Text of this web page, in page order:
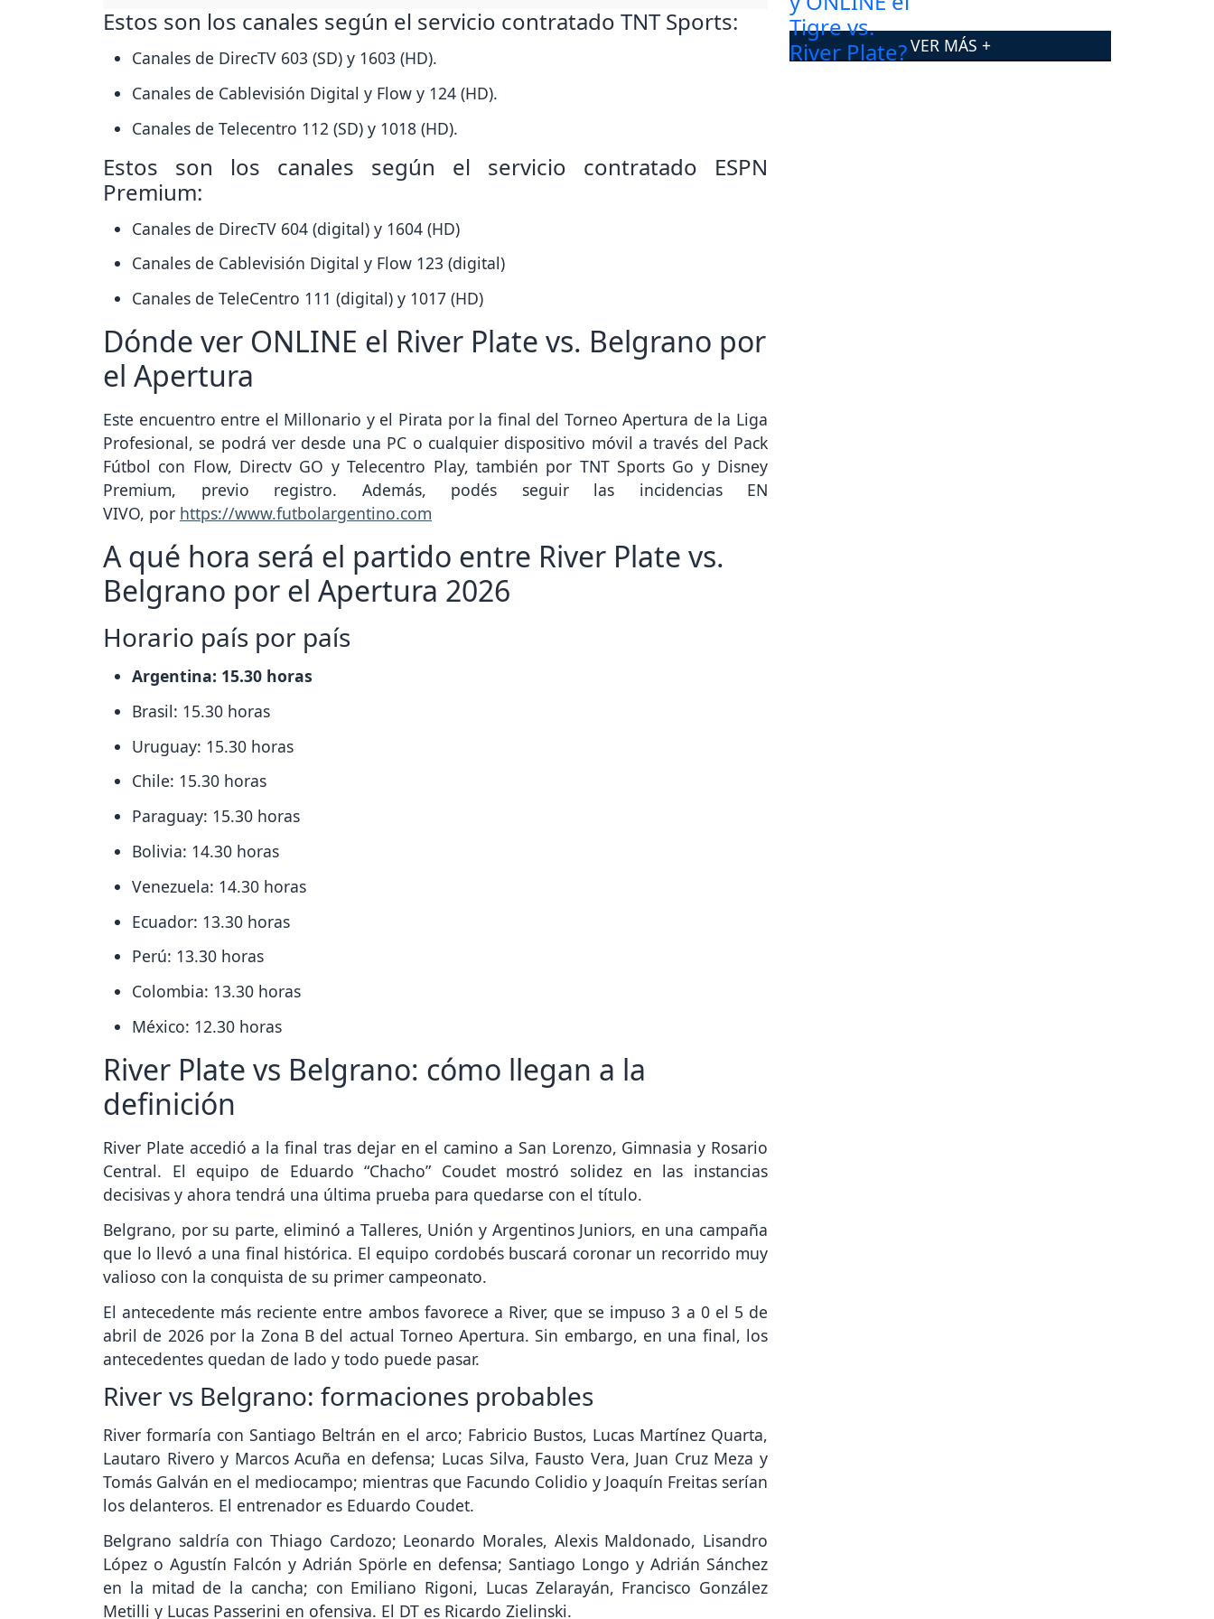
Estos son los canales según el servicio contratado TNT Sports:
Canales de DirecTV 603 (SD) y 1603 (HD).
Canales de Cablevisión Digital y Flow y 124 (HD).
Canales de Telecentro 112 (SD) y 1018 (HD).
Estos son los canales según el servicio contratado ESPN
Premium:
Canales de DirecTV 604 (digital) y 1604 (HD)
Canales de Cablevisión Digital y Flow 123 (digital)
Canales de TeleCentro 111 (digital) y 1017 (HD)
Dónde ver ONLINE el River Plate vs. Belgrano por
el Apertura
Este encuentro entre el Millonario y el Pirata por la final del Torneo Apertura de la Liga
Profesional, se podrá ver desde una PC o cualquier dispositivo móvil a través del Pack
Fútbol con Flow, Directv GO y Telecentro Play, también por TNT Sports Go y Disney
Premium, previo registro. Además, podés seguir las incidencias EN
VIVO, por https://www.futbolargentino.com
A qué hora será el partido entre River Plate vs.
Belgrano por el Apertura 2026
Horario país por país
Argentina: 15.30 horas
Brasil: 15.30 horas
Uruguay: 15.30 horas
Chile: 15.30 horas
Paraguay: 15.30 horas
Bolivia: 14.30 horas
Venezuela: 14.30 horas
Ecuador: 13.30 horas
Perú: 13.30 horas
Colombia: 13.30 horas
México: 12.30 horas
River Plate vs Belgrano: cómo llegan a la
definición
River Plate accedió a la final tras dejar en el camino a San Lorenzo, Gimnasia y Rosario
Central. El equipo de Eduardo “Chacho” Coudet mostró solidez en las instancias
decisivas y ahora tendrá una última prueba para quedarse con el título.
Belgrano, por su parte, eliminó a Talleres, Unión y Argentinos Juniors, en una campaña
que lo llevó a una final histórica. El equipo cordobés buscará coronar un recorrido muy
valioso con la conquista de su primer campeonato.
El antecedente más reciente entre ambos favorece a River, que se impuso 3 a 0 el 5 de
abril de 2026 por la Zona B del actual Torneo Apertura. Sin embargo, en una final, los
antecedentes quedan de lado y todo puede pasar.
River vs Belgrano: formaciones probables
River formaría con Santiago Beltrán en el arco; Fabricio Bustos, Lucas Martínez Quarta,
Lautaro Rivero y Marcos Acuña en defensa; Lucas Silva, Fausto Vera, Juan Cruz Meza y
Tomás Galván en el mediocampo; mientras que Facundo Colidio y Joaquín Freitas serían
los delanteros. El entrenador es Eduardo Coudet.
Belgrano saldría con Thiago Cardozo; Leonardo Morales, Alexis Maldonado, Lisandro
López o Agustín Falcón y Adrián Spörle en defensa; Santiago Longo y Adrián Sánchez
en la mitad de la cancha; con Emiliano Rigoni, Lucas Zelarayán, Francisco González
Metilli y Lucas Passerini en ofensiva. El DT es Ricardo Zielinski.
VER MÁS +